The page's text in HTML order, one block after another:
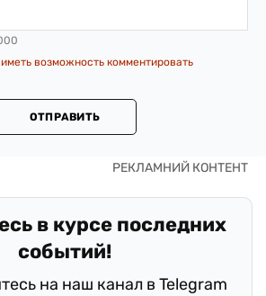
возможность комментировать
ОТПРАВИТЬ
в курсе последних
событий!
на наш канал в Telegram